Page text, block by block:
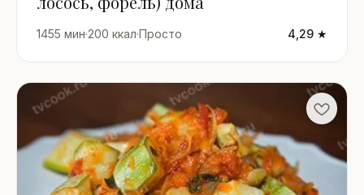
1455 мин·200 ккал·Просто 4,29 ★